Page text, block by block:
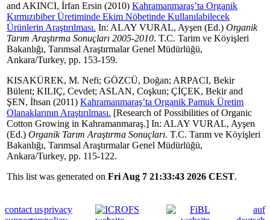
and AKINCI, İrfan Ersin (2010) Kahramanmaraş’ta Organik
Kırmızıbiber Üretiminde Ekim Nöbetinde Kullanılabilecek
Ürünlerin Araştırılması. In: ALAY VURAL, Ayşen (Ed.) Organik
Tarım Araştırma Sonuçları 2005-2010. T.C. Tarim ve Köyişleri
Bakanlığı, Tarımsal Araştırmalar Genel Müdürlüğü,
Ankara/Turkey, pp. 153-159.
KISAKÜREK, M. Nefi; GÖZCÜ, Doğan; ARPACI, Bekir
Bülent; KILIÇ, Cevdet; ASLAN, Coşkun; ÇİÇEK, Bekirand
ŞEN, İhsan (2011) Kahramanmaraş’ta Organik Pamuk Üretim
Olanaklarının Araştırılması. [Research of Possibilities of Organic
Cotton Growing in Kahramanmaraş.] In: ALAY VURAL, Ayşen
(Ed.) Organik Tarım Araştırma Sonuçları. T.C. Tarım ve Köyişleri
Bakanlığı, Tarımsal Araştırmalar Genel Müdürlüğü,
Ankara/Turkey, pp. 115-122.
This list was generated on Fri Aug 7 21:33:43 2026 CEST.
contact usprivacy
auf